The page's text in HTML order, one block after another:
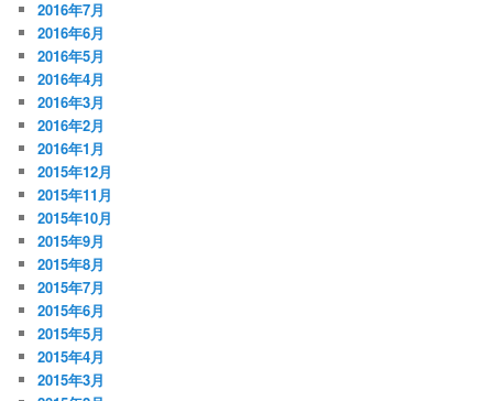
2016年7月
2016年6月
2016年5月
2016年4月
2016年3月
2016年2月
2016年1月
2015年12月
2015年11月
2015年10月
2015年9月
2015年8月
2015年7月
2015年6月
2015年5月
2015年4月
2015年3月